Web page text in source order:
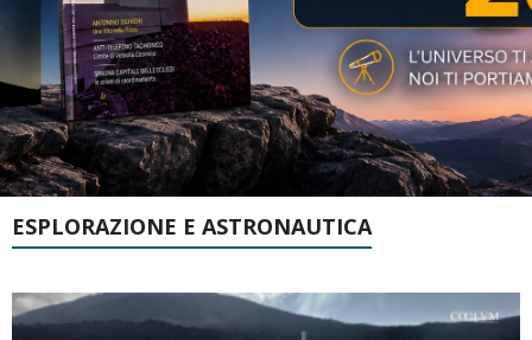
ESPLORAZIONE E ASTRONAUTICA